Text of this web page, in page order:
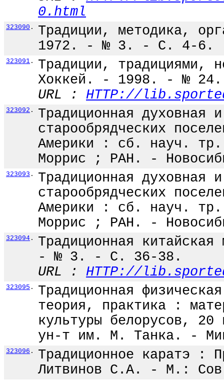
0.html
323090 .
Традиции, методика,
1972. - № 3. - С. 4-6.
323091 .
Традиции,
Хоккей. - 1998. - №
URL : HTTP://
323092 .
Традиционная духовная
старообрядческих
Америки : сб. науч.
Моррис ; РАН. -
323093 .
Традиционная духовная
старообрядческих
Америки : сб. науч.
Моррис ; РАН. -
323094 .
Традиционная
- № 3. - С. 36-38.
URL : HTTP://
323095 .
Традиционная
теория, практика :
культуры белорусов,
ун-т им. М. Танка. -
323096 .
Традиционное каратэ :
Литвинов С.А. - М.: